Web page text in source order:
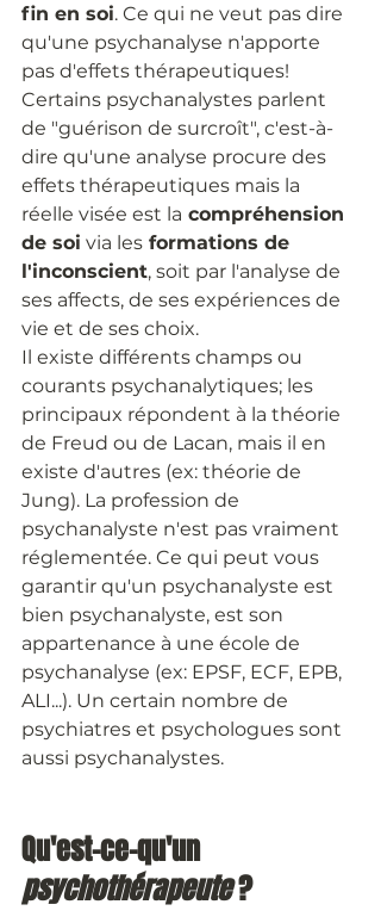
fin en soi. Ce qui ne veut pas dire
qu'une psychanalyse n'apporte
pas d'effets thérapeutiques!
Certains psychanalystes parlent
de "guérison de surcroît", c'est-à-
dire qu'une analyse procure des
effets thérapeutiques mais la
réelle visée est la compréhension
de soi via les formations de
l'inconscient, soit par l'analyse de
ses affects, de ses expériences de
vie et de ses choix.
Il existe différents champs ou
courants psychanalytiques; les
principaux répondent à la théorie
de Freud ou de Lacan, mais il en
existe d'autres (ex: théorie de
Jung). La profession de
psychanalyste n'est pas vraiment
réglementée. Ce qui peut vous
garantir qu'un psychanalyste est
bien psychanalyste, est son
appartenance à une école de
psychanalyse (ex: EPSF, ECF, EPB,
ALI...). Un certain nombre de
psychiatres et psychologues sont
aussi psychanalystes.
Qu'est-ce-qu'un
psychothérapeute ?